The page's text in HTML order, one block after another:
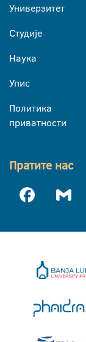
Универзитет
Студије
Наука
Упис
Политика
приватности
Пратите нас